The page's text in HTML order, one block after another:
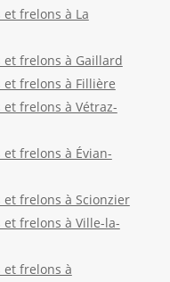
frelons à La
frelons à Gaillard
frelons à Fillière
frelons à Vétraz-
frelons à Évian-
frelons à Scionzier
frelons à Ville-la-
et frelons à